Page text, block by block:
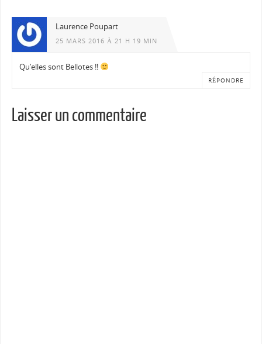
Laurence Poupart
25 MARS 2016 À 21 H 19 MIN
Qu’elles sont Bellotes !!
RÉPONDRE
Laisser un commentaire